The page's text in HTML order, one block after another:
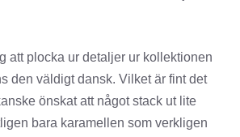
att plocka ur detaljer ur kollektionen
den väldigt dansk. Vilket är fint det
önskat att något stack ut lite
bara karamellen som verkligen